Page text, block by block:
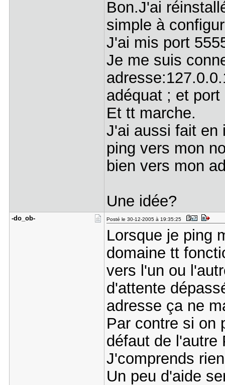
Bon.J'ai
simple à
J'ai mis port
Je me suis
adéquat ; et port
Et tt marche.
J'ai aussi fait en
ping vers mon
bien vers mon
Une idée?
-do_ob- Posté le 30-12-2005 à 19:35:25
Lorsque je ping
domaine tt
vers l'un ou
d'attente
adresse ça ne
Par contre si on
défaut de l'autre
J'comprends
Un peu d'aide